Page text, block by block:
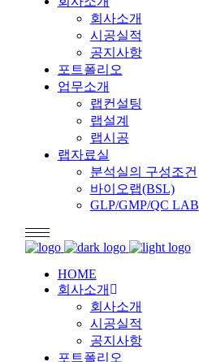
회사소개
시공실적
공지사항
포트폴리오
업무소개
랩컨설팅
랩설계
랩시공
랩자료실
분석실의 구성조건
바이오랩(BSL)
GLP/GMP/QC LAB
HOME
회사소개
회사소개
시공실적
공지사항
포트폴리오